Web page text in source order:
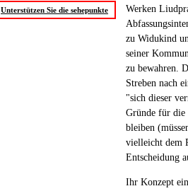
Unterstützen Sie die sehepunkte
Werken
zu Widukind
seiner
zu bewahren.
Streben nach
"sich dieser
Gründe für die
bleiben
vielleicht dem
Entscheidung
Ihr Konzept